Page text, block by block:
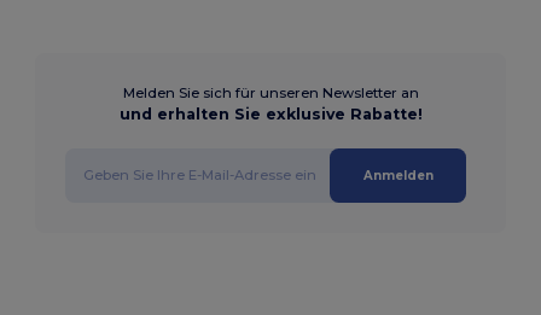
Melden Sie sich für unseren Newsletter an
und erhalten Sie exklusive Rabatte!
Anmelden